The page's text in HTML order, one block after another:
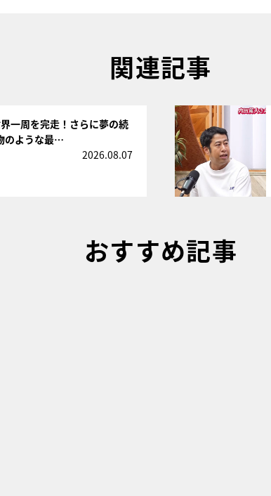
関連記事
一周を完走！さらに夢の続
のような最…
2026.08.07
おすすめ記事